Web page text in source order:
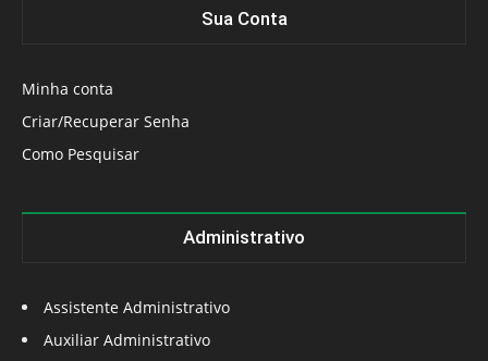
Sua Conta
Minha conta
Criar/Recuperar Senha
Como Pesquisar
Administrativo
Assistente Administrativo
Auxiliar Administrativo